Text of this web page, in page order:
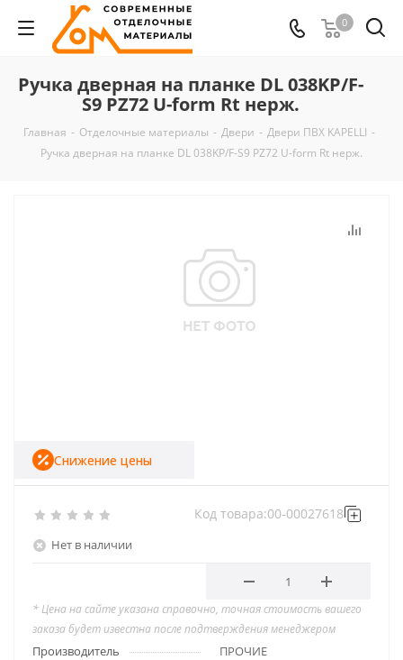
0
Ручка дверная на планке DL 038KP/F-
S9 PZ72 U-form Rt нерж.
Главная - Отделочные материалы - Двери - Двери ПВХ KAPELLI -
Ручка дверная на планке DL 038KP/F-S9 PZ72 U-form Rt нерж.
Нет в наличии
Код товара:00-00027618
Снижение цены
* Цена на сайте указана справочно, точная стоимость вашего
заказа будет известна после подтверждения менеджером
Производитель
ПРОЧИЕ